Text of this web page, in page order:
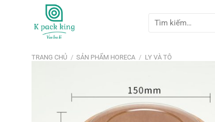
kiếm:
TRANG CHỦ / SẢN PHẨM HORECA / LY VÀ TÔ